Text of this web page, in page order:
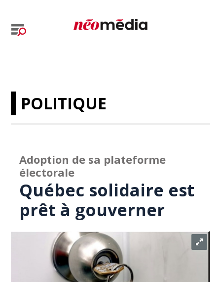
POLITIQUE
Adoption de sa plateforme
électorale
Québec solidaire est
prêt à gouverner